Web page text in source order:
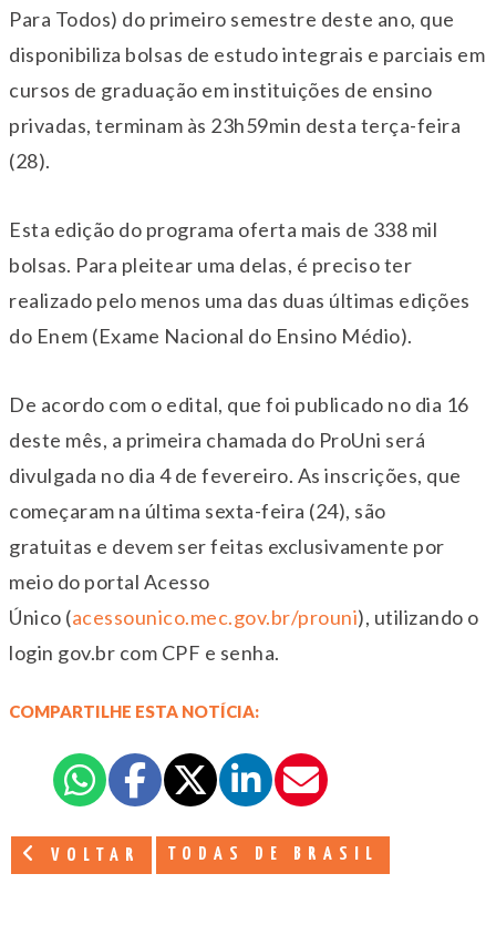
Para Todos) do primeiro semestre deste ano, que
disponibiliza bolsas de estudo integrais e parciais em
cursos de graduação em instituições de ensino
privadas, terminam às 23h59min desta terça-feira
(28).
Esta edição do programa oferta mais de 338 mil
bolsas. Para pleitear uma delas, é preciso ter
realizado pelo menos uma das duas últimas edições
do Enem (Exame Nacional do Ensino Médio).
De acordo com o edital, que foi publicado no dia 16
deste mês, a primeira chamada do ProUni será
divulgada no dia 4 de fevereiro. As inscrições, que
começaram na última sexta-feira (24), são
gratuitas e devem ser feitas exclusivamente por
meio do portal Acesso
Único (acessounico.mec.gov.br/prouni), utilizando o
login gov.br com CPF e senha.
COMPARTILHE ESTA NOTÍCIA:
VOLTAR TODAS DE BRASIL